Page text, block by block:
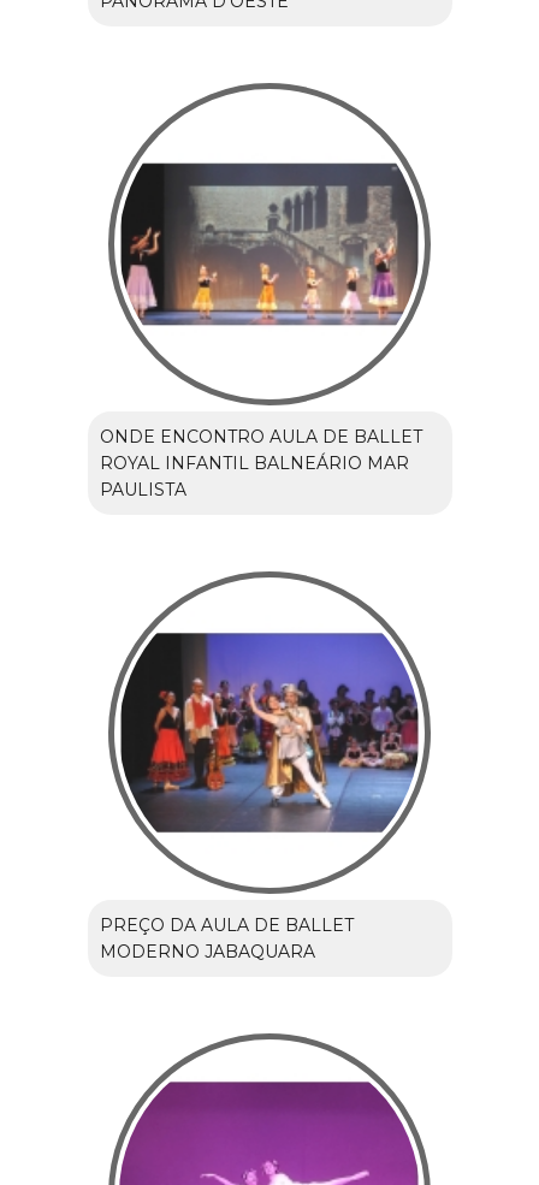
ONDE ENCONTRO AULA DE BALLET
ROYAL INFANTIL BALNEÁRIO MAR
PAULISTA
PREÇO DA AULA DE BALLET
MODERNO JABAQUARA